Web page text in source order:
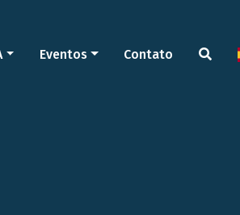
Eventos Contato